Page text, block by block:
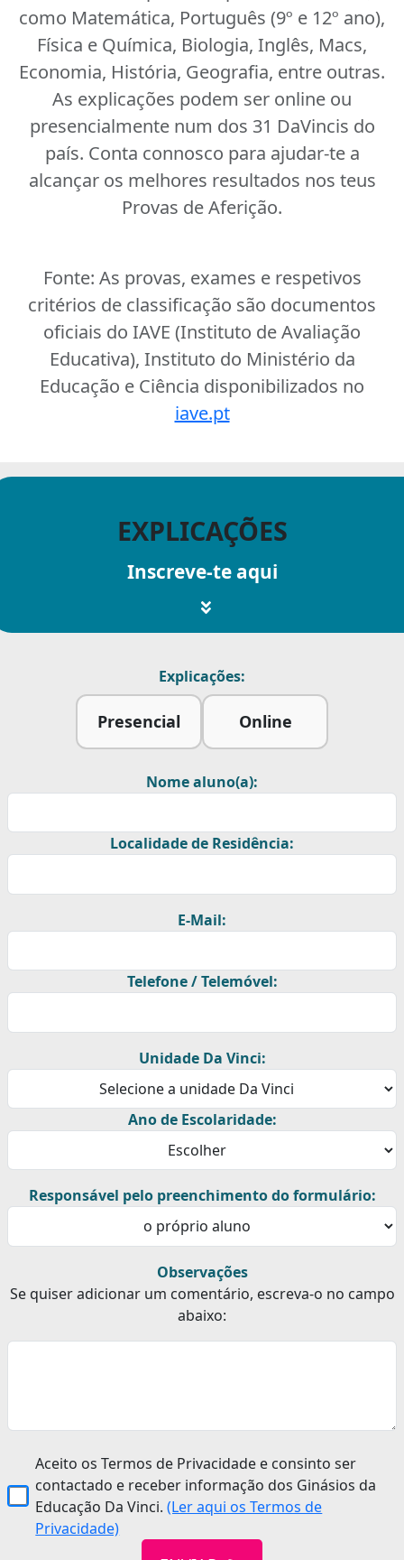
como Matemática, Português (9º e 12º ano),
Física e Química, Biologia, Inglês, Macs,
Economia, História, Geografia, entre outras.
As explicações podem ser online ou
presencialmente num dos 31 DaVincis do
país. Conta connosco para ajudar-te a
alcançar os melhores resultados nos teus
Provas de Aferição.
Fonte: As provas, exames e respetivos
critérios de classificação são documentos
oficiais do IAVE (Instituto de Avaliação
Educativa), Instituto do Ministério da
Educação e Ciência disponibilizados no
iave.pt
EXPLICAÇÕES
Inscreve-te aqui
Explicações:
Presencial Online
Nome aluno(a):
Localidade de Residência:
E-Mail:
Telefone / Telemóvel:
Unidade Da Vinci:
Ano de Escolaridade:
Responsável pelo preenchimento do formulário:
Observações
Se quiser adicionar um comentário, escreva-o no campo
abaixo:
Aceito os Termos de Privacidade e consinto ser
contactado e receber informação dos Ginásios da
Educação Da Vinci.(Ler aqui os Termos de
Privacidade)